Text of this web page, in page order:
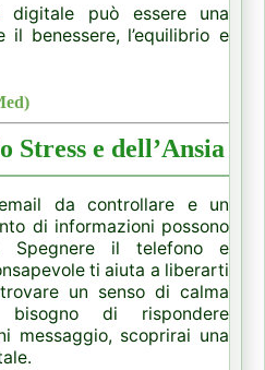
digitale può essere una
benessere, l’equilibrio e
Stress e dell’Ansia
da controllare e un
di informazioni possono
Spegnere il telefono e
ti aiuta a liberarti
un senso di calma
di rispondere
messaggio, scoprirai una